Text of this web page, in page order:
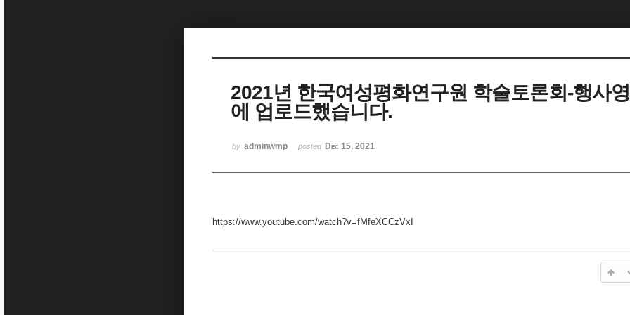
2021년 한국여성평화연구원 학술토론회-행사
에 업로드했습니다.
by adminwmp posted Dec 15, 2021
https://www.youtube.com/watch?v=fMfeXCCzVxI
Sketchbook5, 스케치북5
Sketchbook5, 스케치북5